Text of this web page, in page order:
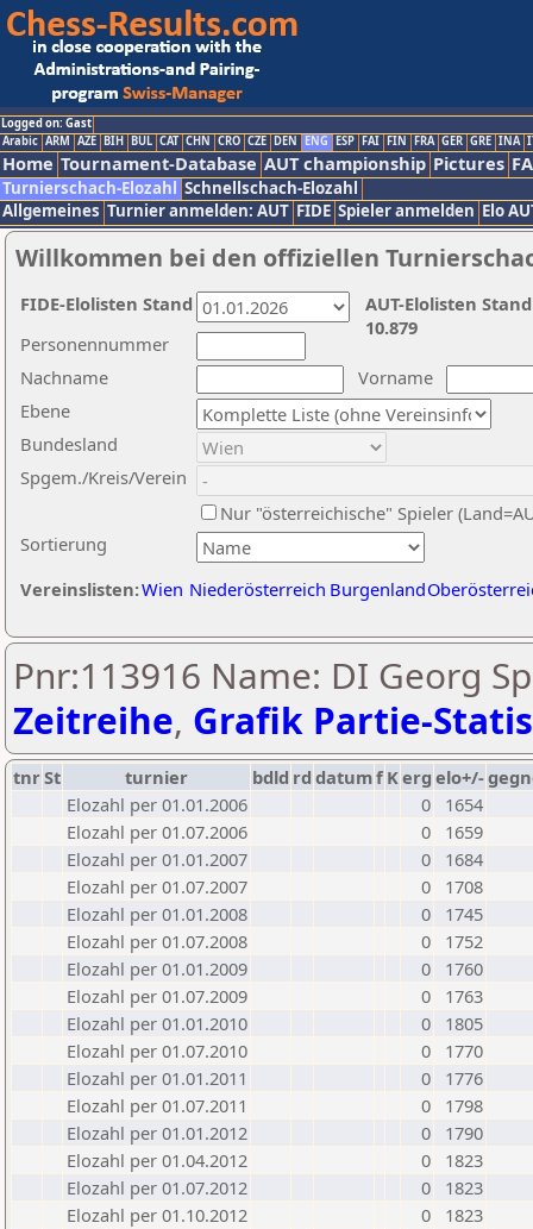
Logged on: Gast
Arabic ARM AZE BIH BUL CAT CHN CRO CZE DEN ENG ESP FAI FIN FRA GER GRE INA
Home Tournament-Database AUT championship Pictures
Turnierschach-Elozahl Schnellschach-Elozahl
Allgemeines Turnier anmelden: AUT FIDE Spieler anmelden Elo
Willkommen bei den offiziellen
Nachname
Vorname
Ebene
Sortierung
Personennummer
Bundesland
Spgem./Kreis/Verein
Nur "österreichische" Spieler
Vereinslisten:Wien Niederösterreich Burgenland
AUT-Elolisten
10.879
FIDE-Elolisten Stand
Pnr:113916 Name: DI Georg
Zeitreihe, Grafik Partie-
tnrSt turnier bdld rd datumf Kerg elo+/-
Elozahl per 01.01.2006
0
1654
Elozahl per 01.07.2006
0
1659
Elozahl per 01.01.2007
0
1684
Elozahl per 01.07.2007
0
1708
Elozahl per 01.01.2008
0
1745
Elozahl per 01.07.2008
0
1752
Elozahl per 01.01.2009
0
1760
Elozahl per 01.07.2009
0
1763
Elozahl per 01.01.2010
0
1805
Elozahl per 01.07.2010
0
1770
Elozahl per 01.01.2011
0
1776
Elozahl per 01.07.2011
0
1798
Elozahl per 01.01.2012
0
1790
Elozahl per 01.04.2012
0
1823
Elozahl per 01.07.2012
0
1823
Elozahl per 01.10.2012
0
1823